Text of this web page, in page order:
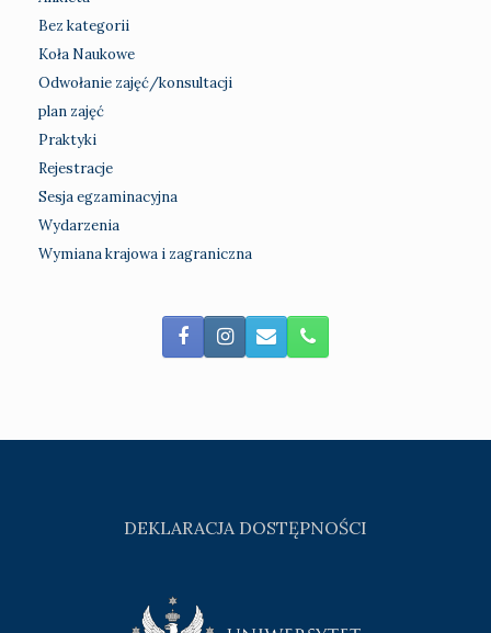
Bez kategorii
Koła Naukowe
Odwołanie zajęć/konsultacji
plan zajęć
Praktyki
Rejestracje
Sesja egzaminacyjna
Wydarzenia
Wymiana krajowa i zagraniczna
DEKLARACJA DOSTĘPNOŚCI